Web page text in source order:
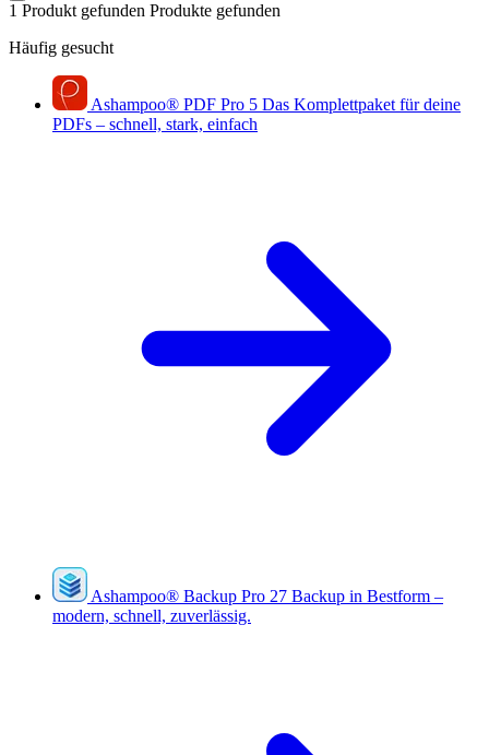
1 Produkt gefunden Produkte gefunden
Häufig gesucht
Ashampoo® PDF Pro 5 Das Komplettpaket für deine
PDFs – schnell, stark, einfach
Ashampoo® Backup Pro 27 Backup in Bestform –
modern, schnell, zuverlässig.